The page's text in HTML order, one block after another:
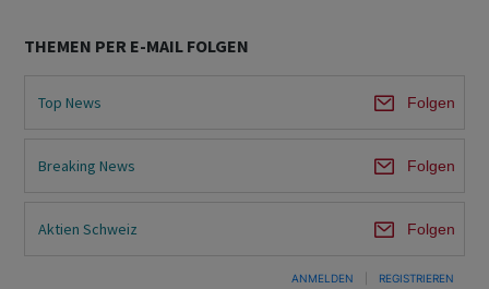
THEMEN PER E-MAIL FOLGEN
Top News Folgen
Breaking News Folgen
Aktien Schweiz Folgen
ANMELDEN REGISTRIEREN